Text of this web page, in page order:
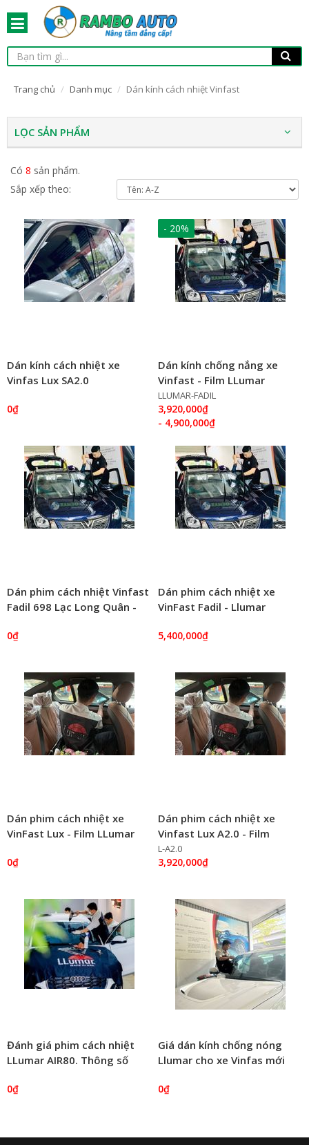
Trang chủ Danh mục Dán kính cách nhiệt Vinfast
LỌC SẢN PHẨM
Có 8 sản phẩm.
Sắp xếp theo:
Dán kính cách nhiệt xe
Vinfas Lux SA2.0
0₫
- 20%
Dán kính chống nắng xe
Vinfast - Film LLumar
LLUMAR-FADIL
3,920,000₫
- 4,900,000₫
Dán phim cách nhiệt Vinfast
Fadil 698 Lạc Long Quân -
0₫
Dán phim cách nhiệt xe
VinFast Fadil - Llumar
5,400,000₫
Dán phim cách nhiệt xe
VinFast Lux - Film LLumar
0₫
Dán phim cách nhiệt xe
Vinfast Lux A2.0 - Film
LLumar chính hãng
L-A2.0
3,920,000₫
Đánh giá phim cách nhiệt
LLumar AIR80. Thông số
0₫
Giá dán kính chống nóng
Llumar cho xe Vinfas mới
0₫